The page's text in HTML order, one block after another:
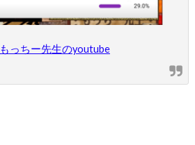
もっちー先生のyoutube